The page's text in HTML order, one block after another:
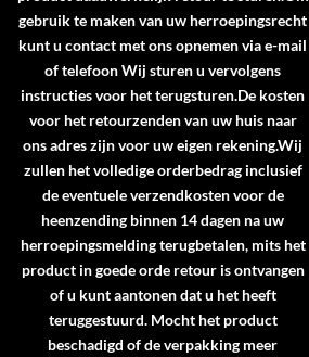
gebruik te maken van uw herroepingsrecht
kunt u contact met ons opnemen via e-mail
of telefoon Wij sturen u vervolgens
instructies voor het terugsturen.De kosten
voor het retourzenden van uw huis naar
ons adres zijn voor uw eigen rekening.Wij
zullen het volledige orderbedrag inclusief
de eventuele verzendkosten voor de
heenzending binnen 14 dagen na uw
herroepingsmelding terugbetalen, mits het
product in goede orde retour is ontvangen
of u kunt aantonen dat u het heeft
teruggestuurd. Mocht het product
beschadigd of de verpakking meer